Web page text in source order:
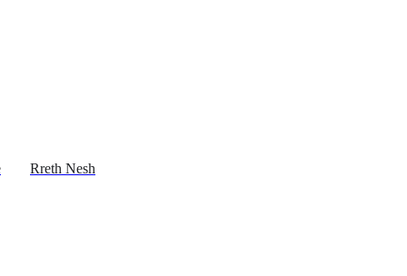
Rreth Nesh